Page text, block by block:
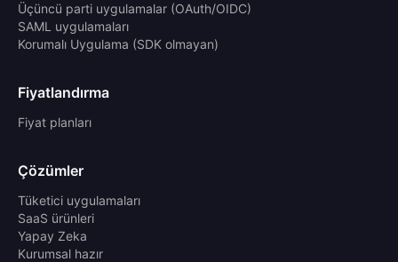
Üçüncü parti uygulamalar (OAuth/OIDC)
SAML uygulamaları
Korumalı Uygulama (SDK olmayan)
Fiyatlandırma
Fiyat planları
Çözümler
Tüketici uygulamaları
SaaS ürünleri
Yapay Zeka
Kurumsal hazır